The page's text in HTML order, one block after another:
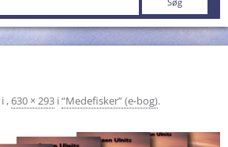
i ,630 × 293 i“Medefisker” (e-bog).